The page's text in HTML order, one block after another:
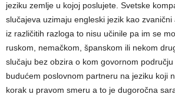
jeziku zemlje u kojoj poslujete. Svetske
slučajeva uzimaju engleski jezik kao
iz različitih razloga to nisu učinile pa im se
ruskom, nemačkom, španskom ili nekom
slučaju bez obzira o kom govornom
budućem poslovnom partneru na jeziku koji
korak u pravom smeru a to je dugoročna